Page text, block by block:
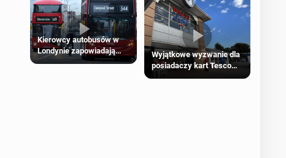
Kierowcy autobusów w
Londynie zapowiadają
strajki
Wyjątkowe wyzwanie dla
posiadaczy kart Tesco
Clubcard!